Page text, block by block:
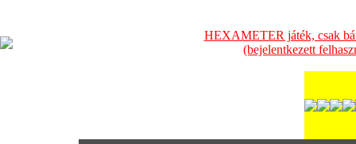
HEXAMETER játék, csak
(bejelentkezett